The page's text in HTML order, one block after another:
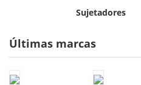
Sujetadores
Últimas marcas